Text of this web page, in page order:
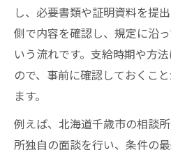
し、必要書類や証明資料を提
側で内容を確認し、規定に沿
いう流れです。支給時期や方
ので、事前に確認しておくこ
ます。
例えば、北海道千歳市の相談
所独自の面談を行い、条件の